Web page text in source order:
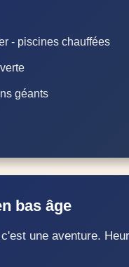
- piscines chauffées
géants
bas âge
une aventure.